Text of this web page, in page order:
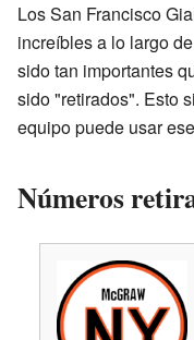
Los San Francisco
increíbles a lo largo
sido tan importantes
sido "retirados". Esto
equipo puede usar
Números